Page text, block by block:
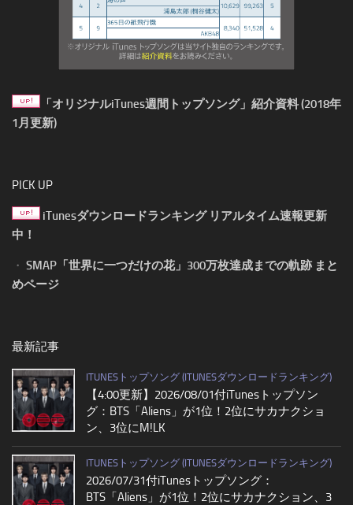
「オリジナルiTunes週間トップソング」紹介資料 (2018年
1月更新)
PICK UP
iTunesダウンロードランキング リアルタイム速報更新
中！
・ SMAP「世界に一つだけの花」300万枚達成までの軌跡 まと
めページ
最新記事
ITUNESトップソング (ITUNESダウンロードランキング)
【4:00更新】2026/08/01付iTunesトップソン
グ：BTS「Aliens」が1位！2位にサカナクショ
ン、3位にM!LK
ITUNESトップソング (ITUNESダウンロードランキング)
2026/07/31付iTunesトップソング：
BTS「Aliens」が1位！2位にサカナクション、3